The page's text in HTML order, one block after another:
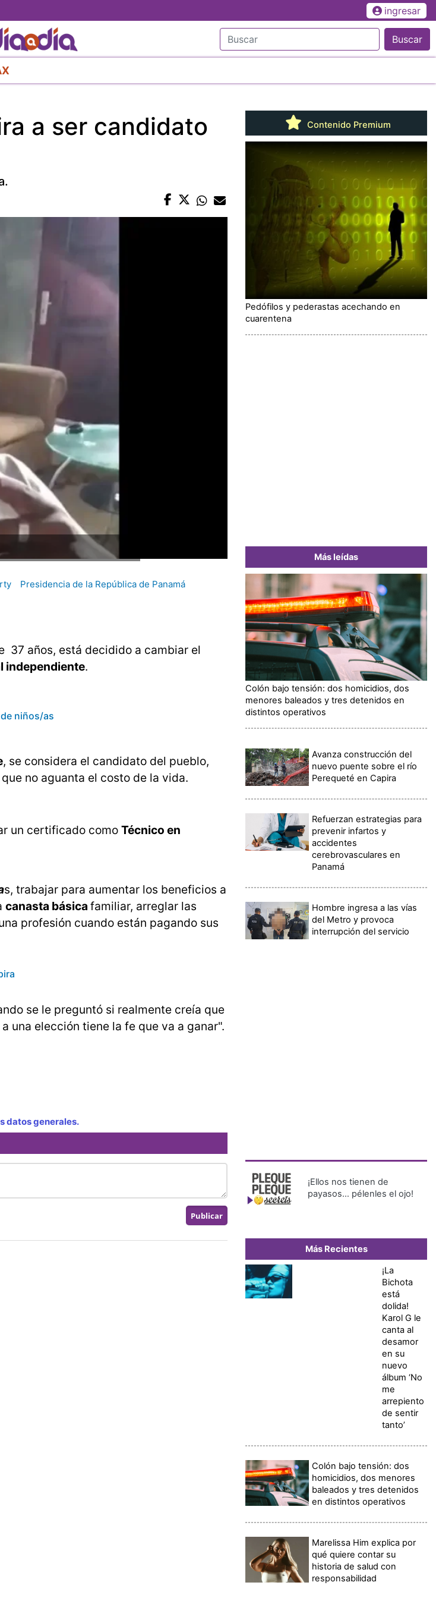
al
contenido
principal
ingresar
Buscar
a ser candidato
Presidencia de la República de Panamá
37 años, está decidido a cambiar el
independiente.
niños/as
, se considera el candidato del pueblo,
no aguanta el costo de la vida.
un certificado como Técnico en
s, trabajar para aumentar los beneficios a
canasta básica familiar, arreglar las
profesión cuando están pagando sus
se le preguntó si realmente creía que
una elección tiene la fe que va a ganar".
datos generales.
Contenido Premium
Pedófilos y pederastas acechando en
cuarentena
Más leídas
Colón bajo tensión: dos homicidios, dos
menores baleados y tres detenidos en
distintos operativos
Avanza construcción del
nuevo puente sobre el río
Perequeté en Capira
Refuerzan estrategias para
prevenir infartos y
accidentes
cerebrovasculares en
Panamá
Hombre ingresa a las vías
del Metro y provoca
interrupción del servicio
¡Ellos nos tienen de
payasos… pélenles el ojo!
Más Recientes
¡La
Bichota
está
dolida!
Karol G le
canta al
desamor
en su
nuevo
álbum ‘No
me
arrepiento
de sentir
tanto’
Colón bajo tensión: dos
homicidios, dos menores
baleados y tres detenidos
en distintos operativos
Marelissa Him explica por
qué quiere contar su
historia de salud con
responsabilidad